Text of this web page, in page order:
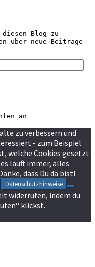
diesen Blog zu
über neue Beiträge
an
zu verbessern und
- zum Beispiel
welche Cookies gesetzt
läuft immer, alles
dass Du da bist!
Datenschutzhinweise
widerrufen, indem du
klickst.